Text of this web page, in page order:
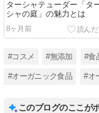
ターシャテューダー「タ
シャの庭」の魅力とは
8ヶ月前
#コスメ #無添加 #食
#オーガニック食品 #オ
このブログのここが